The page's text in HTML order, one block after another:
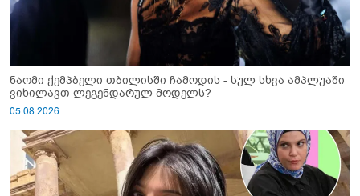
ნაომი ქემპბელი თბილისში ჩამოდის - სულ სხვა ამპლუაში
ვიხილავთ ლეგენდარულ მოდელს?
05.08.2026